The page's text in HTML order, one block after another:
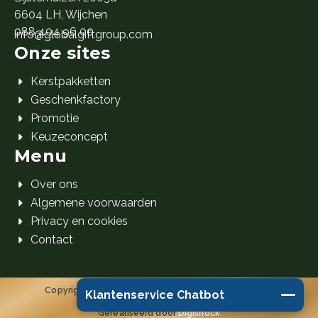
6604 LH, Wijchen
088 404 96 00
info@globalgiftgroup.com
Onze sites
Kerstpakketten
Geschenkfactory
Promotie
Keuzeconcept
Menu
Over ons
Algemene voorwaarden
Privacy en cookies
Contact
Copyright 2026 Global Gift Group B.V. © Alle rechten
voorbehouden.
Gerealiseerd doorDigishock
Klantenservice Chatbot